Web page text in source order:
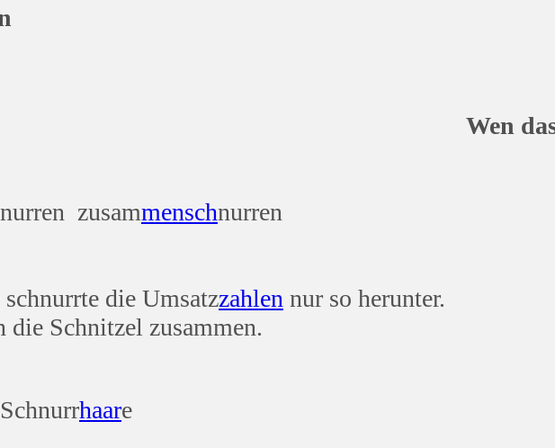
Kätzchen
zusammenschnurren
die Umsatzzahlen nur so herunter.
die Schnitzel zusammen.
Schnurrhaare